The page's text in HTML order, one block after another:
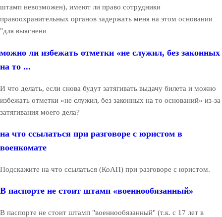
штамп невозможен), имеют ли право сотрудники
правоохранительных органов задержать меня на этом основании
"для выяснени
можно ли избежать отметки «не служил, без законных
на то ...
И что делать, если снова будут затягивать выдачу билета и можно
избежать отметки «не служил, без законных на то оснований» из-за
затягивания моего дела?
на что ссылаться при разговоре с юристом в
военкомате
Подскажите на что ссылаться (КоАП) при разговоре с юристом.
В паспорте не стоит штамп «военнообязанный»
В паспорте не стоит штамп "военнообязанный" (т.к. с 17 лет в